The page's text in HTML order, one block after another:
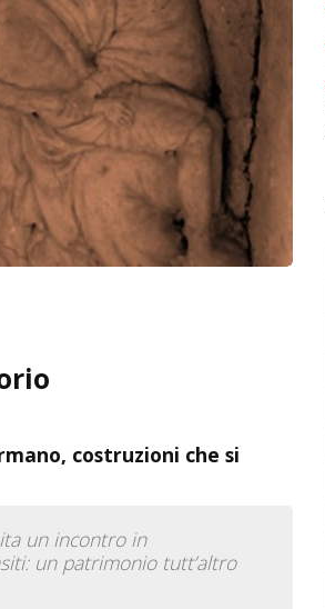
costruzioni che si
un incontro in
un patrimonio tutt’altro